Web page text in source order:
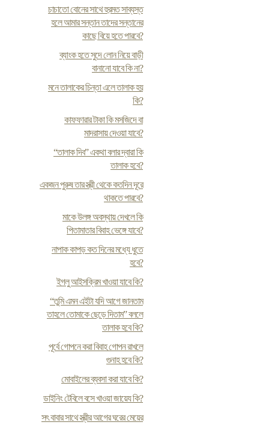
চাচাতো বোনের সাথে হুরমত সাব্যস্ত
হলে আমার সন্তান তাদের সন্তানের
কাছে বিয়ে হতে পারবে?
ব্যাংক হতে সুদে লোন নিয়ে বাড়ী
বানানো যাবে কি না?
মনে তালাকের চিন্তা এলে তালাক হয়
কি?
কাফফারার টাকা কি মসজিদে বা
মাদরাসায় দেওয়া যাবে?
“তালাক দিব” একথা বলার দ্বারা কি
তালাক হবে?
একজন পুরুষ তার স্ত্রী থেকে কতদিন দূরে
থাকতে পারবে?
মাকে উলঙ্গ অবস্থায় দেখলে কি
পিতামাতার বিবাহ ভেঙ্গে যাবে?
নাপাক কাপড় কত দিনের মধ্যে ধুতে
হবে?
ইগলু আইসক্রিম খাওয়া যাবে কি?
“তুমি এমন এইটা যদি আগে জানতাম
তাহলে তোমাকে ছেড়ে দিতাম” বললে
তালাক হবে কি?
পূর্বে গোপনে করা বিবাহ গোপন রাখলে
গুনাহ হবে কি?
মোবাইলের ব্যবসা করা যাবে কি?
ডাইনিং টেবিলে বসে খাওয়া জায়েয কি?
সৎ বাবার সাথে স্ত্রীর আগের ঘরের মেয়ের